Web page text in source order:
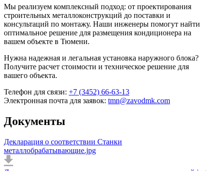
Мы реализуем комплексный подход: от проектирования
строительных металлоконструкций до поставки и
консультаций по монтажу. Наши инженеры помогут найти
оптимальное решение для размещения кондиционера на
вашем объекте в Тюмени.
Нужна надежная и легальная установка наружного блока?
Получите расчет стоимости и техническое решение для
вашего объекта.
Телефон для связи: +7 (3452) 66-63-13
Электронная почта для заявок: tmn@zavodmk.com
Документы
Декларация о соответствии Станки
металлобрабатывающие.jpg